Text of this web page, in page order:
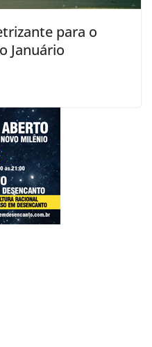
para o
Januário